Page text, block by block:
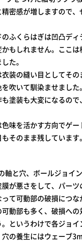
密感が増しますので
ふくらはぎは凹凸ディ
もしれません。ここ
た。
装の縫い目としてその
吹いて馴染ませまし
塗装も大変になるの
味を活かす方向でゲー
そのまま残しています。
と穴、ボールジョイ
が悪さをして、パーツ
て可動部の破損につ
動部も多く、破損への
というわけで各ジョ
の養生にはウェーブ